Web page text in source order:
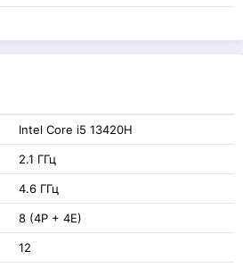
Intel Core i5 13420H
2.1 ГГц
4.6 ГГц
8 (4P + 4E)
12